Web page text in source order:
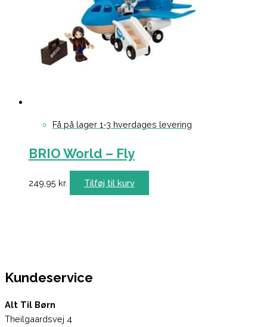
Få på lager 1-3 hverdages levering
BRIO World – Fly
249,95 kr. Tilføj til kurv
Kundeservice
Alt Til Børn
Theilgaardsvej 4